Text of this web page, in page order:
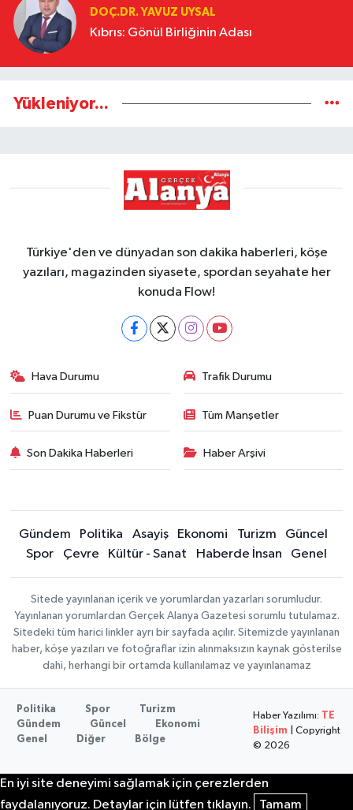
DOÇ.DR. YAVUZ UYSAL
Kıbrıs: Gönül Birliğinin Adası
Yükleniyor...
Türkiye'den ve dünyadan son dakika haberleri, köşe
yazıları, magazinden siyasete, spordan seyahate her
konuda Flow!
Hava Durumu Trafik Durumu
Puan Durumu ve Fikstür Tüm Manşetler
Son Dakika Haberleri Haber Arşivi
Gündem Politika Asayiş Ekonomi Turizm
Güncel
Spor
Çevre Kültür - Sanat Haberde İnsan Genel
Sitede yayınlanan içerik ve yorumlardan yazarları sorumludur.
Yayınlanan yorumlardan Gerçek Alanya Gazetesi sorumlu tutulamaz.
Sitedeki tüm harici linkler ayrı bir sayfada açılır. Sitemizde yayınlanan
haber, köşe yazıları ve fotoğraflar izin alınmaksızın kaynak gösterilse
dahi, herhangi bir ortamda kullanılamaz ve yayınlanamaz
Politika Spor
Turizm
Gündem
Güncel
Ekonomi
Genel
Diğer Bölge
Haber Yazılımı: TE
Bilişim | Copyright
© 2026
En iyi site deneyimi sağlamak için çerezlerden
faydalanıyoruz. Detaylar için lütfen tıklayın.
Tamam